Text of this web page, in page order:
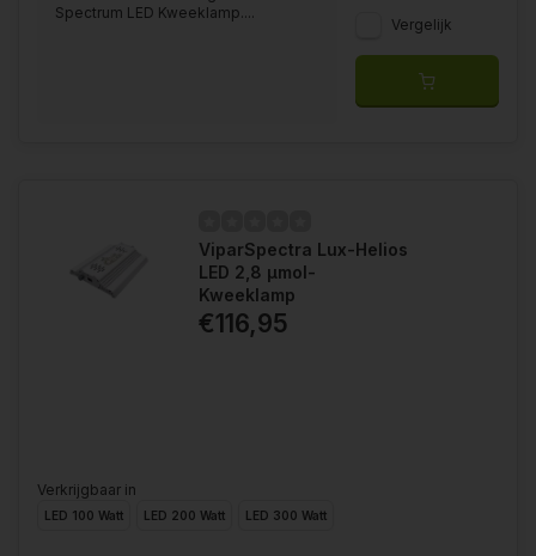
Spectrum LED Kweeklamp....
Vergelijk
ViparSpectra Lux-Helios
LED 2,8 μmol-
Kweeklamp
€116,95
Verkrijgbaar in
LED 100 Watt LED 200 Watt LED 300 Watt